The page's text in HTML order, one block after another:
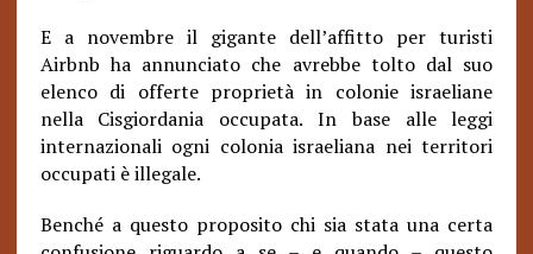
E a novembre il gigante dell’affitto per turisti
Airbnb ha annunciato che avrebbe tolto dal suo
elenco di offerte proprietà in colonie israeliane
nella Cisgiordania occupata. In base alle leggi
internazionali ogni colonia israeliana nei territori
occupati è illegale.
Benché a questo proposito chi sia stata una certa